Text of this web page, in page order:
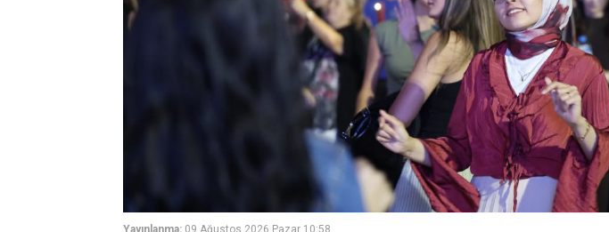
Yayınlanma: 09 Ağustos 2026 Pazar 10:58